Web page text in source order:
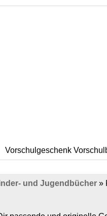
Vorschulgeschenk
und Jugendbücher »